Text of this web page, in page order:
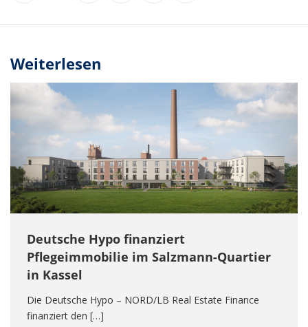
Weiterlesen
Deutsche Hypo finanziert
Pflegeimmobilie im Salzmann-Quartier
in Kassel
Die Deutsche Hypo – NORD/LB Real Estate Finance
finanziert den […]